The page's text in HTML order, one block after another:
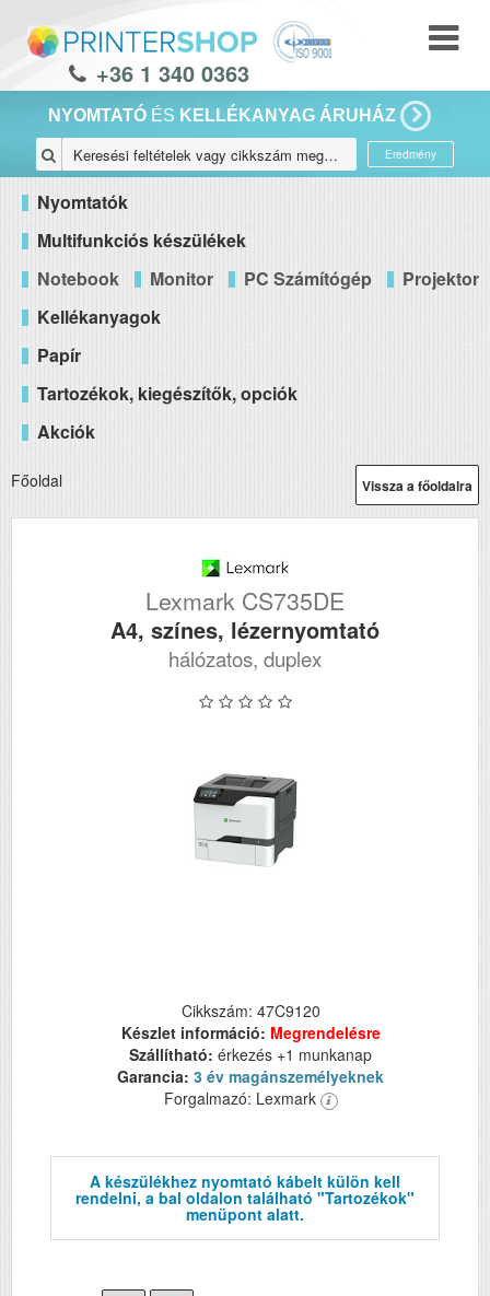
+36 1 340 0363
NYOMTATÓ ÉS KELLÉKANYAG ÁRUHÁZ
Eredmény
Nyomtatók
Multifunkciós készülékek
Notebook
Monitor PC Számítógép
Projektor
Kellékanyagok
Papír
Tartozékok, kiegészítők, opciók
Akciók
Vissza a főoldalra
Főoldal
Lexmark CS735DE
A4, színes, lézernyomtató
hálózatos, duplex
Cikkszám: 47C9120
Készlet információ: Megrendelésre
Szállítható: érkezés +1 munkanap
Garancia: 3 év magánszemélyeknek
Forgalmazó: Lexmark
A készülékhez nyomtató kábelt külön kell
rendelni, a bal oldalon található "Tartozékok"
menüpont alatt.